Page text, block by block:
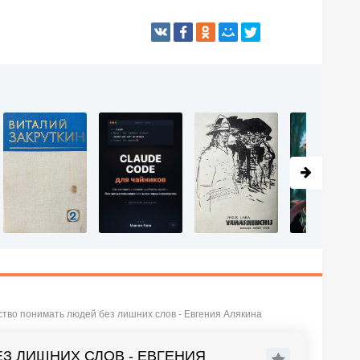
понимать людей без лишних слов - Евгения Алякина
ЛИШНИХ СЛОВ - ЕВГЕНИЯ